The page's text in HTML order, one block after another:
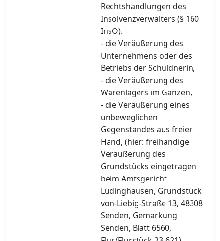
Rechtshandlungen des
Insolvenzverwalters (§ 160
InsO):
- die Veräußerung des
Unternehmens oder des
Betriebs der Schuldnerin,
- die Veräußerung des
Warenlagers im Ganzen,
- die Veräußerung eines
unbeweglichen
Gegenstandes aus freier
Hand, (hier: freihändige
Veräußerung des
Grundstücks eingetragen
beim Amtsgericht
Lüdinghausen, Grundstück
von-Liebig-Straße 13, 48308
Senden, Gemarkung
Senden, Blatt 6560,